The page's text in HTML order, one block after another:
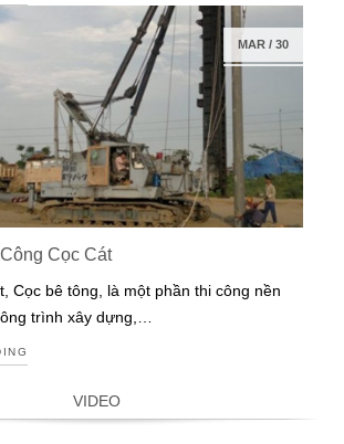
MAR/ 30
Cọc Cát
Cọc bê tông, là một phần thi công nền
trình xây dựng,…
VIDEO